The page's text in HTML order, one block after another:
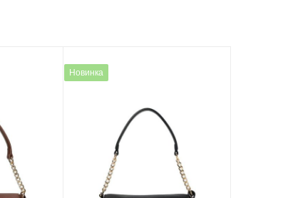
Новинка